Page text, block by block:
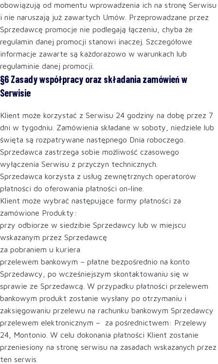
obowiązują od momentu wprowadzenia ich na stronę Serwisu
i nie naruszają już zawartych Umów. Przeprowadzane przez
Sprzedawcę promocje nie podlegają łączeniu, chyba że
regulamin danej promocji stanowi inaczej. Szczegółowe
informacje zawarte są każdorazowo w warunkach lub
regulaminie danej promocji.
§6 Zasady współpracy oraz składania zamówień w
Serwisie
Klient może korzystać z Serwisu 24 godziny na dobę przez 7
dni w tygodniu. Zamówienia składane w soboty, niedziele lub
święta są rozpatrywane następnego Dnia roboczego.
Sprzedawca zastrzega sobie możliwość czasowego
wyłączenia Serwisu z przyczyn technicznych.
Sprzedawca korzysta z usług zewnętrznych operatorów
płatności do oferowania płatności on-line.
Klient może wybrać następujące formy płatności za
zamówione Produkty:
przy odbiorze w siedzibie Sprzedawcy lub w miejscu
wskazanym przez Sprzedawcę
za pobraniem u kuriera
przelewem bankowym – płatne bezpośrednio na konto
Sprzedawcy, po wcześniejszym skontaktowaniu się w
sprawie ze Sprzedawcą. W przypadku płatności przelewem
bankowym produkt zostanie wysłany po otrzymaniu i
zaksięgowaniu przelewu na rachunku bankowym Sprzedawcy
przelewem elektronicznym – za pośrednictwem: Przelewy
24, Montonio. W celu dokonania płatności Klient zostanie
przeniesiony na stronę serwisu na zasadach wskazanych przez
ten serwis